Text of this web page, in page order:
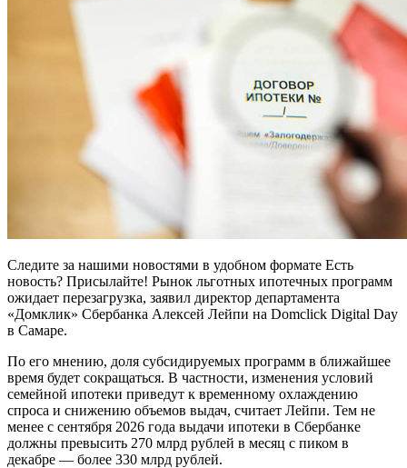
Следите за нашими новостями в удобном формате Есть
новость? Присылайте! Рынок льготных ипотечных программ
ожидает перезагрузка, заявил директор департамента
«Домклик» Сбербанка Алексей Лейпи на Domclick Digital Day
в Самаре.
По его мнению, доля субсидируемых программ в ближайшее
время будет сокращаться. В частности, изменения условий
семейной ипотеки приведут к временному охлаждению
спроса и снижению объемов выдач, считает Лейпи. Тем не
менее с сентября 2026 года выдачи ипотеки в Сбербанке
должны превысить 270 млрд рублей в месяц с пиком в
декабре — более 330 млрд рублей.